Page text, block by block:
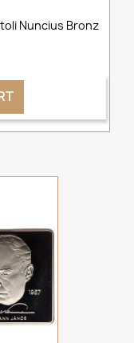
Nuncius Bronz